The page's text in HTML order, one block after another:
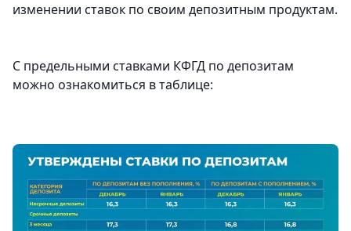
изменении ставок по своим депозитным продуктам.
С предельными ставками КФГД по депозитам
можно ознакомиться в таблице: